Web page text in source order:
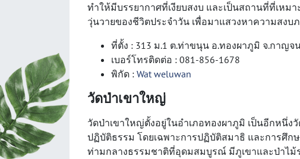
ทำให้มีบรรยากาศที่เงียบสงบ และเป็นสถานที่ที่เห
วุ่นวายของชีวิตประจำวัน เพื่อมาแสวงหาความสงบ
ที่ตั้ง : 313 ม.1 ต.ท่าขนุน อ.ทองผาภูมิ จ.กาญจ
เบอร์โทรติดต่อ : 081-856-1678
พิกัด : Wat weluwan
วัดป่าเขาใหญ่
วัดป่าเขาใหญ่ตั้งอยู่ในอำเภอทองผาภูมิ เป็นอีกหนึ่
ปฏิบัติธรรม โดยเฉพาะการปฏิบัติสมาธิ และการศึก
ท่ามกลางธรรมชาติที่อุดมสมบูรณ์ มีภูเขาและป่าไม้